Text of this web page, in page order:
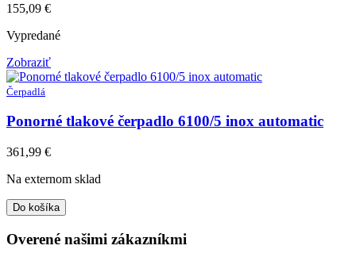
155,09 €
Vypredané
Zobraziť
Čerpadlá
Ponorné tlakové čerpadlo 6100/5 inox automatic
361,99 €
Na externom sklad
Do košíka
Overené našimi zákazníkmi